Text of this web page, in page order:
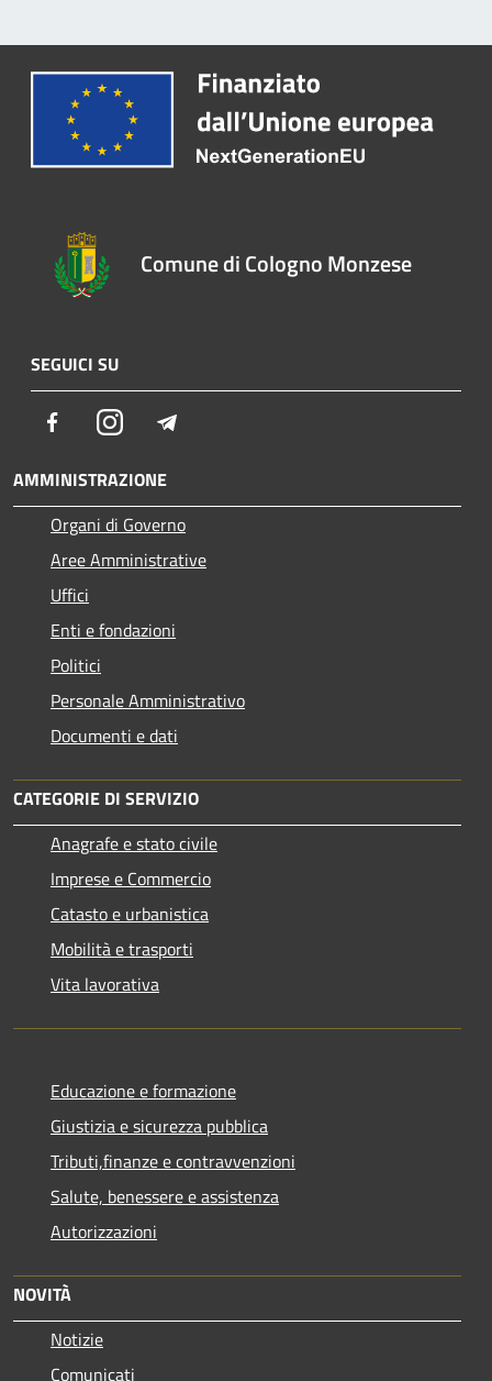
Comune di Cologno Monzese
SEGUICI SU
FacebookInstagram
AMMINISTRAZIONE
Organi di Governo
Aree Amministrative
Uffici
Enti e fondazioni
Politici
Personale Amministrativo
Documenti e dati
CATEGORIE DI SERVIZIO
Anagrafe e stato civile
Imprese e Commercio
Catasto e urbanistica
Mobilità e trasporti
Vita lavorativa
Educazione e formazione
Giustizia e sicurezza pubblica
Tributi,finanze e contravvenzioni
Salute, benessere e assistenza
Autorizzazioni
NOVITÀ
Notizie
Comunicati